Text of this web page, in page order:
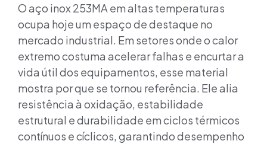
O aço inox 253MA em altas temperaturas
ocupa hoje um espaço de destaque no
mercado industrial. Em setores onde o calor
extremo costuma acelerar falhas e encurtar a
vida útil dos equipamentos, esse material
mostra por que se tornou referência. Ele alia
resistência à oxidação, estabilidade
estrutural e durabilidade em ciclos térmicos
contínuos e cíclicos, garantindo desempenho